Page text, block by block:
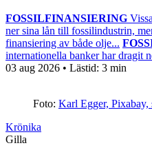
FOSSILFINANSIERING
ner sina lån till fossilindustrin,
finansiering av både olje...
internationella banker har dragit
03 aug 2026 • Lästid: 3 min
Foto: Karl Egger, Pixabay,
Krönika
Gilla